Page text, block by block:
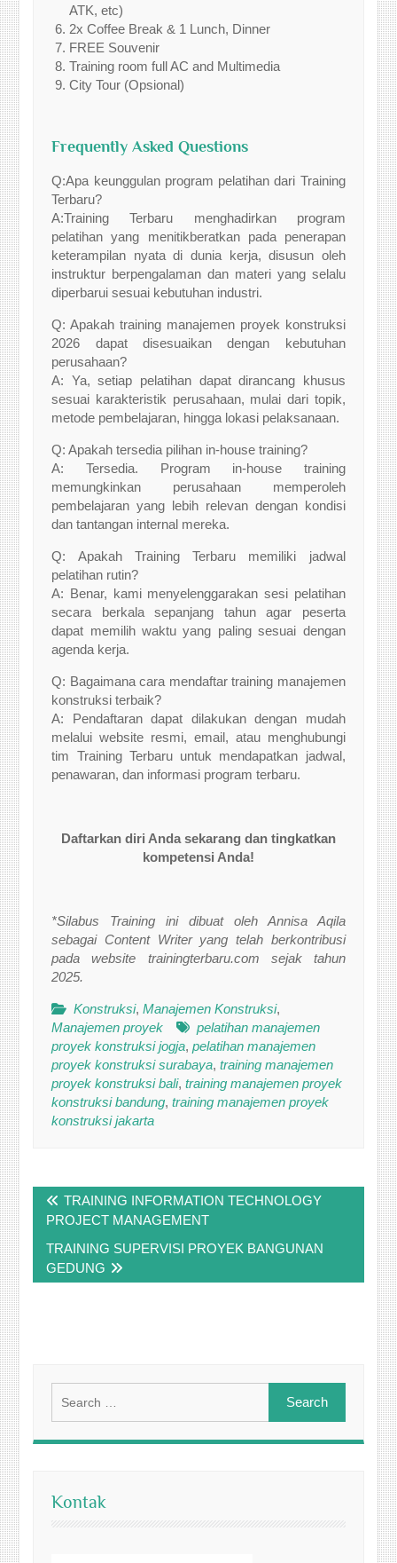
ATK, etc)
2x Coffee Break & 1 Lunch, Dinner
FREE Souvenir
Training room full AC and Multimedia
City Tour (Opsional)
Frequently Asked Questions
Q:Apa keunggulan program pelatihan dari Training
Terbaru?
A:Training Terbaru menghadirkan program
pelatihan yang menitikberatkan pada penerapan
keterampilan nyata di dunia kerja, disusun oleh
instruktur berpengalaman dan materi yang selalu
diperbarui sesuai kebutuhan industri.
Q: Apakah training manajemen proyek konstruksi
2026 dapat disesuaikan dengan kebutuhan
perusahaan?
A: Ya, setiap pelatihan dapat dirancang khusus
sesuai karakteristik perusahaan, mulai dari topik,
metode pembelajaran, hingga lokasi pelaksanaan.
Q: Apakah tersedia pilihan in-house training?
A: Tersedia. Program in-house training
memungkinkan perusahaan memperoleh
pembelajaran yang lebih relevan dengan kondisi
dan tantangan internal mereka.
Q: Apakah Training Terbaru memiliki jadwal
pelatihan rutin?
A: Benar, kami menyelenggarakan sesi pelatihan
secara berkala sepanjang tahun agar peserta
dapat memilih waktu yang paling sesuai dengan
agenda kerja.
Q: Bagaimana cara mendaftar training manajemen
konstruksi terbaik?
A: Pendaftaran dapat dilakukan dengan mudah
melalui website resmi, email, atau menghubungi
tim Training Terbaru untuk mendapatkan jadwal,
penawaran, dan informasi program terbaru.
Daftarkan diri Anda sekarang dan tingkatkan
kompetensi Anda!
*Silabus Training ini dibuat oleh Annisa Aqila
sebagai Content Writer yang telah berkontribusi
pada website trainingterbaru.com sejak tahun
2025.
Konstruksi,Manajemen Konstruksi,
Manajemen proyek
pelatihan manajemen
proyek konstruksi jogja,pelatihan manajemen
proyek konstruksi surabaya,training manajemen
proyek konstruksi bali,training manajemen proyek
konstruksi bandung,training manajemen proyek
konstruksi jakarta
navigation
TRAINING INFORMATION TECHNOLOGY
PROJECT MANAGEMENT
TRAINING SUPERVISI PROYEK BANGUNAN
GEDUNG
for:
Kontak